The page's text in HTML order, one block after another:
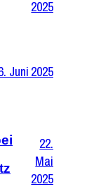
2025
Juni 2025
22.
Mai
2025